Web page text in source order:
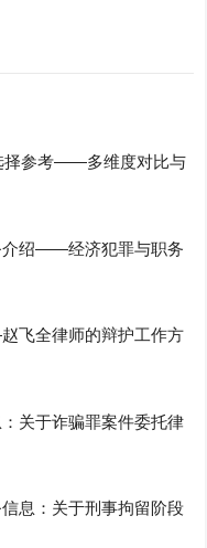
择参考——多维度对比与
介绍——经济犯罪与职务
飞全律师的辩护工作方
关于诈骗罪案件委托律
息：关于刑事拘留阶段